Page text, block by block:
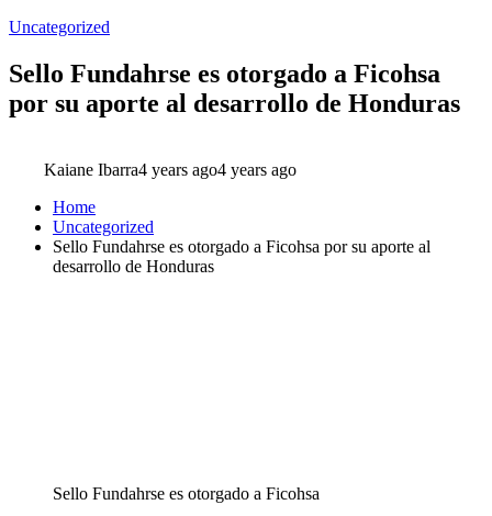
Uncategorized
Sello Fundahrse es otorgado a Ficohsa
por su aporte al desarrollo de Honduras
Kaiane Ibarra4 years ago4 years ago
Home
Uncategorized
Sello Fundahrse es otorgado a Ficohsa por su aporte al
desarrollo de Honduras
Sello Fundahrse es otorgado a Ficohsa